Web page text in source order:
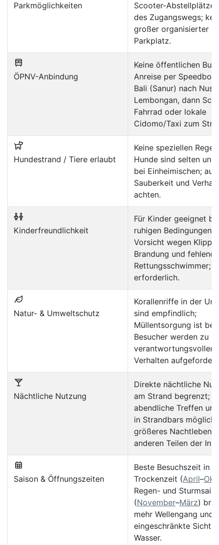
Parkmöglichkeiten
Scooter-Abstellplätze
des Zugangswegs;
großer organisierter
Parkplatz.
ÖPNV-Anbindung
Keine öffentlichen
Anreise per
Bali (Sanur) nach Nusa
Lembongan, dann
Fahrrad oder lokale
Cidomo/Taxi zum
Hundestrand / Tiere erlaubt
Keine speziellen
Hunde sind selten und
bei Einheimischen; auf
Sauberkeit und
achten.
Kinderfreundlichkeit
Für Kinder geeignet
ruhigen Bedingungen,
Vorsicht wegen
Brandung und
Rettungsschwimmer;
erforderlich.
Natur- & Umweltschutz
Korallenriffe in der
sind empfindlich;
Müllentsorgung ist
Besucher werden zu
verantwortungsvollem
Verhalten
Nächtliche Nutzung
Direkte nächtliche
am Strand begrenzt;
abendliche Treffen
in Strandbars möglich,
größeres Nachtleben
anderen Teilen der
Saison & Öffnungszeiten
Beste Besuchszeit in
Trockenzeit (April–
Regen- und
(November–März)
mehr Wellengang und
eingeschränkte Sicht
Wasser.